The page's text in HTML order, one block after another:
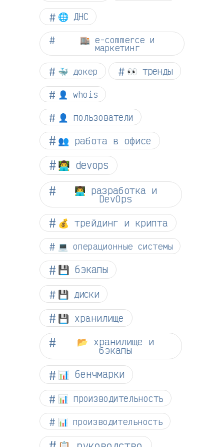
🌐 ДНС
🏬 e-commerce и
маркетинг
🐳 докер 👀 тренды
👤 whois
👤 пользователи
👥 работа в офисе
👨‍💻 devops
👨‍💻 разработка и
DevOps
💰 трейдинг и крипта
💻 операционные системы
💾 бэкапы
💾 диски
💾 хранилище
📂 хранилище и
бэкапы
📊 бенчмарки
📊 производительность
📊 производительность